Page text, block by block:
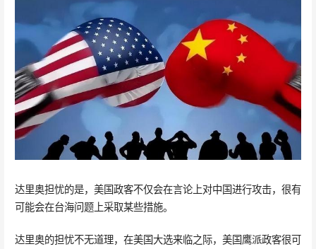
达里奥担忧的是，美国政客不仅会在言论上对中国进行攻击，很有
可能会在台海问题上采取某些措施。
达里奥的担忧不无道理，在美国大选来临之际，美国鹰派政客很可